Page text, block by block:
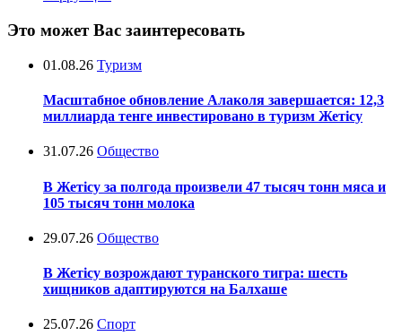
Это может Вас заинтересовать
01.08.26 Туризм
Масштабное обновление Алаколя завершается: 12,3
миллиарда тенге инвестировано в туризм Жетісу
31.07.26 Общество
В Жетісу за полгода произвели 47 тысяч тонн мяса и
105 тысяч тонн молока
29.07.26 Общество
В Жетісу возрождают туранского тигра: шесть
хищников адаптируются на Балхаше
25.07.26 Спорт